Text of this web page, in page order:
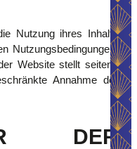
Nutzung ihres Inhalts
Nutzungsbedingungen.
Website stellt seitens
Annahme der
DER